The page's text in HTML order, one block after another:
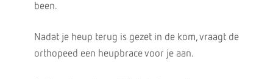
been.
Nadat je heup terug is gezet in de kom, vraagt de
orthopeed een heupbrace voor je aan.